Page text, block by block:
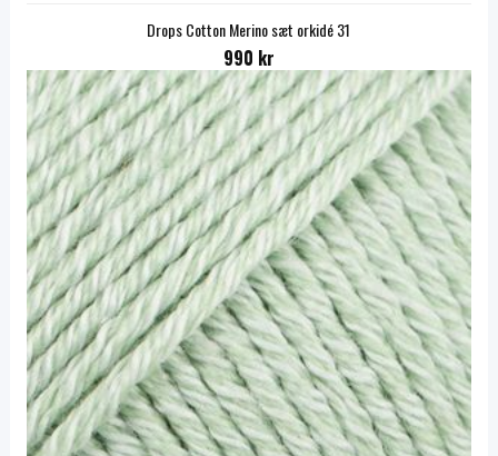
Drops Cotton Merino sæt orkidé 31
990 kr